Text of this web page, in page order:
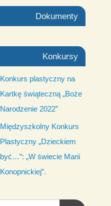
Dokumenty
Konkursy
Konkurs plastyczny na
Kartkę świąteczną „Boże
Narodzenie 2022”
Międzyszkolny Konkurs
Plastyczny „Dzieckiem
być…”: „W świecie Marii
Konopnickiej”.